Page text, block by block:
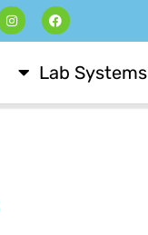
F
a
c
o
k
I
n
s
a
m
Lab Systems